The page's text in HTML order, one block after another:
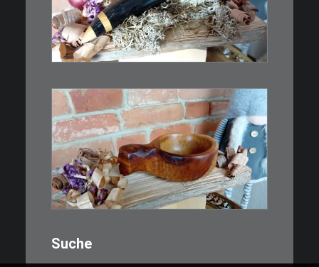
Kleines Schmuckmesser, ideal
als…
€15,00
Ein Holzbecher im Wikinger-Stil.
Inspiriert…
Suche